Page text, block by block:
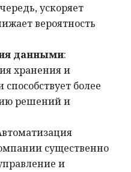
ускоряет
вероятность
данными:
хранения и
более
решений и
существенно
и